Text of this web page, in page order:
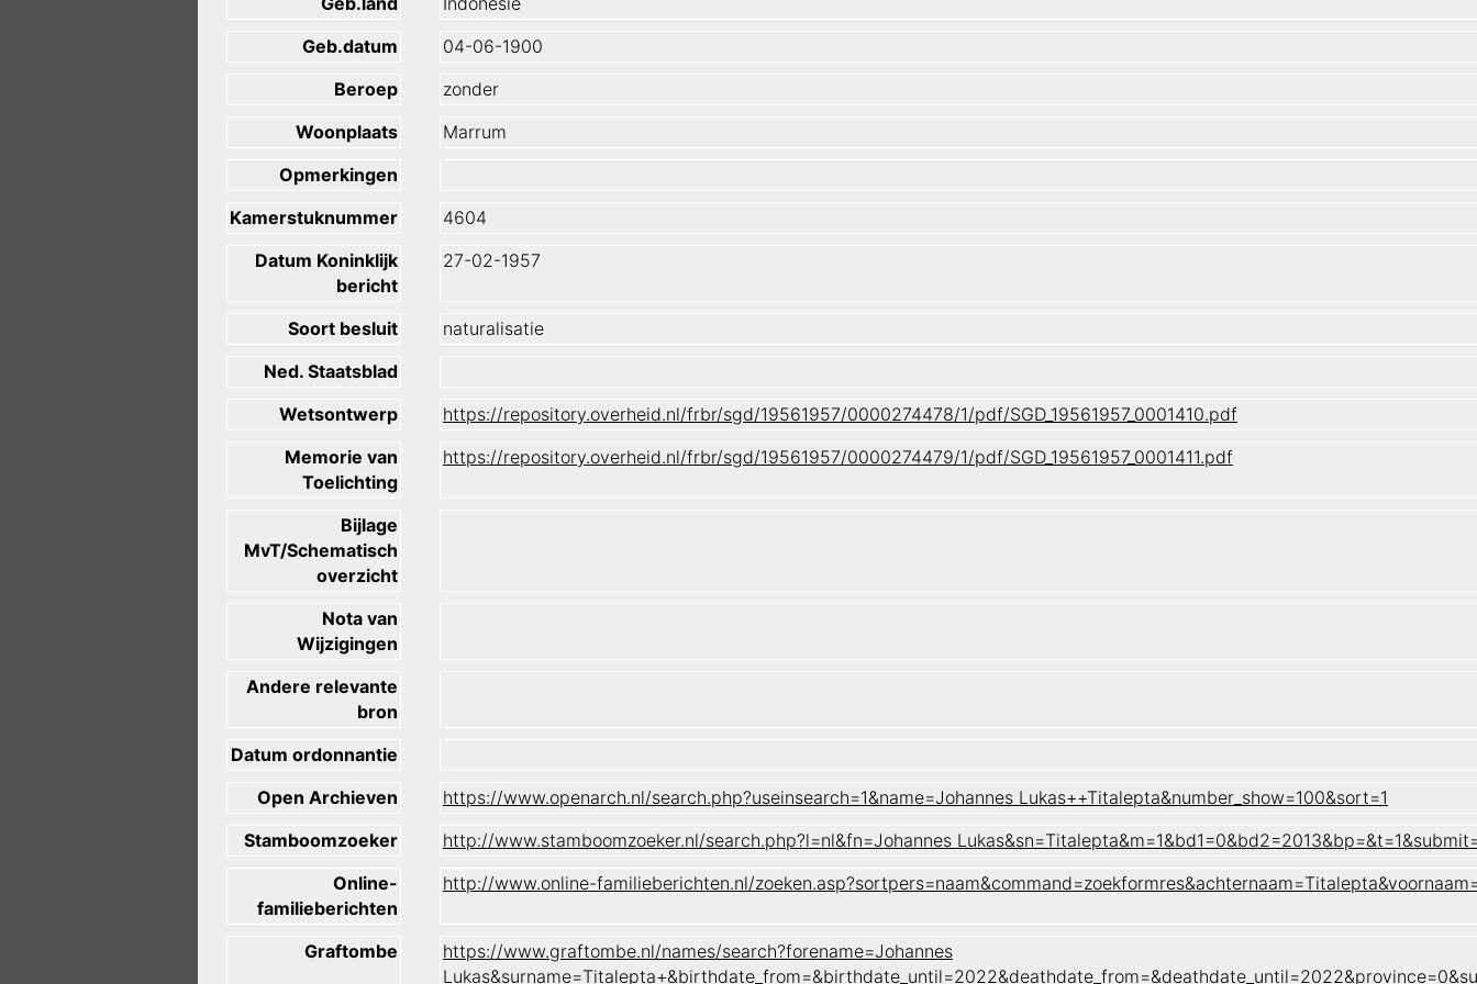
Geb.datum
04-06-1900
Beroep
zonder
Woonplaats
Marrum
Opmerkingen
Kamerstuknummer
4604
Datum Koninklijk
bericht
27-02-1957
Soort besluit
naturalisatie
Ned. Staatsblad
Wetsontwerp
https://repository.overheid.nl/frbr/sgd/19561957/0000274478/1/pdf/SGD_19561957_0001410.pdf
Memorie van
Toelichting
https://repository.overheid.nl/frbr/sgd/19561957/0000274479/1/pdf/SGD_19561957_0001411.pdf
Bijlage
MvT/Schematisch
overzicht
Nota van
Wijzigingen
Andere relevante
bron
Datum ordonnantie
Open Archieven
https://www.openarch.nl/search.php?useinsearch=1&name=Johannes Lukas++Titalepta&number_show=100&sort=1
Stamboomzoeker
http://www.stamboomzoeker.nl/search.php?l=nl&fn=Johannes
Online-
familieberichten
http://www.online-familieberichten.nl/
Graftombe
https://www.graftombe.nl/names/search?forename=Johannes